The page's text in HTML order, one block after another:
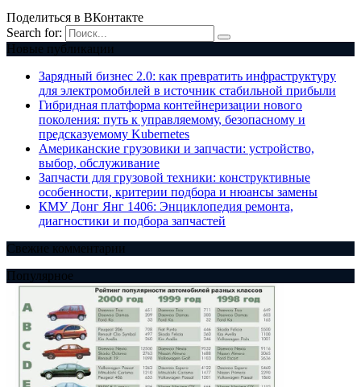
Поделиться в ВКонтакте
Search for:
Новые публикации
Зарядный бизнес 2.0: как превратить инфраструктуру
для электромобилей в источник стабильной прибыли
Гибридная платформа контейнеризации нового
поколения: путь к управляемому, безопасному и
предсказуемому Kubernetes
Американские грузовики и запчасти: устройство,
выбор, обслуживание
Запчасти для грузовой техники: конструктивные
особенности, критерии подбора и нюансы замены
КМУ Донг Янг 1406: Энциклопедия ремонта,
диагностики и подбора запчастей
Свежие комментарии
Популярное